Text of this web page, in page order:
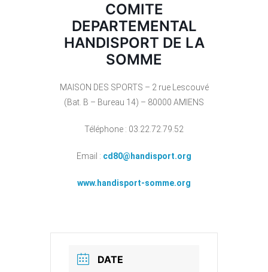
COMITE
DEPARTEMENTAL
HANDISPORT DE LA
SOMME
MAISON DES SPORTS – 2 rue Lescouvé
(Bat. B – Bureau 14) – 80000 AMIENS
Téléphone : 03.22.72.79.52
Email : cd80@handisport.org
www.handisport-somme.org
DATE